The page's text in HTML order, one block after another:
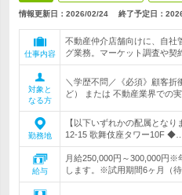
情報更新日：2026/02/24 終了予定日：
仕事内容
不動産仲介店舗向けに、自社
グ業務。マーケット調査や契
対象と
なる方
＼学歴不問／《必須》顧客折
ど） または 不動産業界での
勤務地
【以下いずれかの配属とな
12-15 歌舞伎座タワー10F ◆…
給与
月給250,000円～300,000円※
します。※試用期間6ヶ月（待